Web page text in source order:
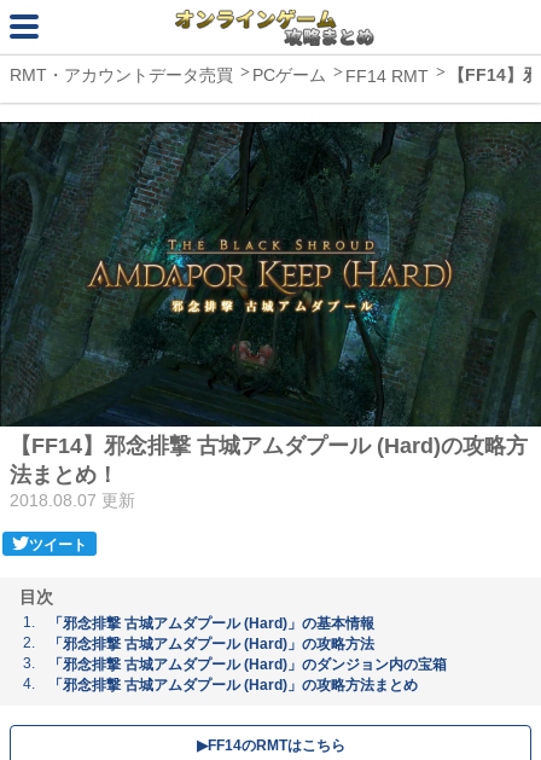
RMT・アカウントデータ売買 PCゲーム FF14 RMT 【FF14】
【FF14】邪念排撃 古城アムダプール (Hard)の攻略方
法まとめ！
2018.08.07 更新
ツイート
目次
「邪念排撃 古城アムダプール (Hard)」の基本情報
「邪念排撃 古城アムダプール (Hard)」の攻略方法
「邪念排撃 古城アムダプール (Hard)」のダンジョン内の宝箱
「邪念排撃 古城アムダプール (Hard)」の攻略方法まとめ
▶︎FF14のRMTはこちら